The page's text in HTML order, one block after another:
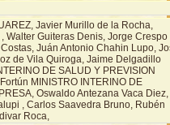
Javier Murillo de la Rocha,
Walter Guiteras Denis, Jorge Crespo
Juán Antonio Chahin Lupo,
de Vila Quiroga, Jaime Delgadillo
DE SALUD Y PREVISION
MINISTRO INTERINO DE
Oswaldo Antezana Vaca Diez,
, Carlos Saavedra Bruno, Rubén
Roca,